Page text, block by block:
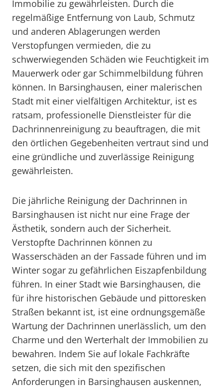
Immobilie zu gewährleisten. Durch die
regelmäßige Entfernung von Laub, Schmutz
und anderen Ablagerungen werden
Verstopfungen vermieden, die zu
schwerwiegenden Schäden wie Feuchtigkeit im
Mauerwerk oder gar Schimmelbildung führen
können. In Barsinghausen, einer malerischen
Stadt mit einer vielfältigen Architektur, ist es
ratsam, professionelle Dienstleister für die
Dachrinnenreinigung zu beauftragen, die mit
den örtlichen Gegebenheiten vertraut sind und
eine gründliche und zuverlässige Reinigung
gewährleisten.
Die jährliche Reinigung der Dachrinnen in
Barsinghausen ist nicht nur eine Frage der
Ästhetik, sondern auch der Sicherheit.
Verstopfte Dachrinnen können zu
Wasserschäden an der Fassade führen und im
Winter sogar zu gefährlichen Eiszapfenbildung
führen. In einer Stadt wie Barsinghausen, die
für ihre historischen Gebäude und pittoresken
Straßen bekannt ist, ist eine ordnungsgemäße
Wartung der Dachrinnen unerlässlich, um den
Charme und den Werterhalt der Immobilien zu
bewahren. Indem Sie auf lokale Fachkräfte
setzen, die sich mit den spezifischen
Anforderungen in Barsinghausen auskennen,